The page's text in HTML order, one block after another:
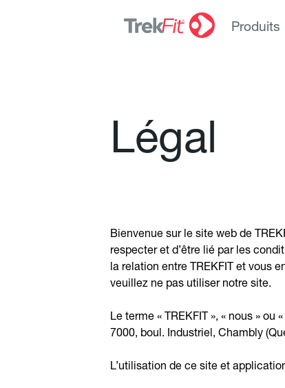
Produits
Légal
Bienvenue sur le site web de
respecter et d’être lié par les
la relation entre TREKFIT et vous
veuillez ne pas utiliser notre site.
Le terme « TREKFIT », « nous »
7000, boul. Industriel, Chambly
L’utilisation de ce site et